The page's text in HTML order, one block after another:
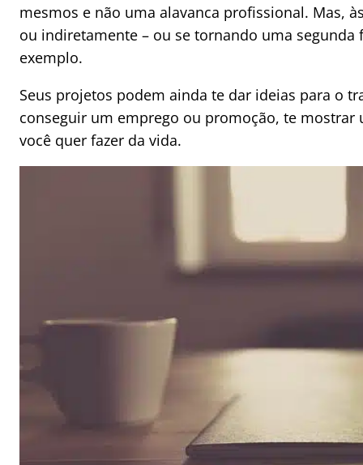
mesmos e não uma alavanca profissional. Mas,
ou indiretamente – ou se tornando uma
exemplo.
Seus projetos podem ainda te dar ideias para o
conseguir um emprego ou promoção, te
você quer fazer da vida.